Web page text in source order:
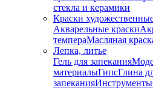
стекла и керамики
Краски
Акварельные краски
темпераМасляная
Лепка, литье
Гель для запекания
материалыГипсГлина
запеканияИнструменты